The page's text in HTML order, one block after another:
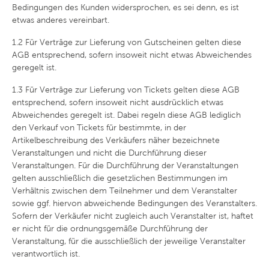
Bedingungen des Kunden widersprochen, es sei denn, es ist
etwas anderes vereinbart.
1.2 Für Verträge zur Lieferung von Gutscheinen gelten diese
AGB entsprechend, sofern insoweit nicht etwas Abweichendes
geregelt ist.
1.3 Für Verträge zur Lieferung von Tickets gelten diese AGB
entsprechend, sofern insoweit nicht ausdrücklich etwas
Abweichendes geregelt ist. Dabei regeln diese AGB lediglich
den Verkauf von Tickets für bestimmte, in der
Artikelbeschreibung des Verkäufers näher bezeichnete
Veranstaltungen und nicht die Durchführung dieser
Veranstaltungen. Für die Durchführung der Veranstaltungen
gelten ausschließlich die gesetzlichen Bestimmungen im
Verhältnis zwischen dem Teilnehmer und dem Veranstalter
sowie ggf. hiervon abweichende Bedingungen des Veranstalters.
Sofern der Verkäufer nicht zugleich auch Veranstalter ist, haftet
er nicht für die ordnungsgemäße Durchführung der
Veranstaltung, für die ausschließlich der jeweilige Veranstalter
verantwortlich ist.